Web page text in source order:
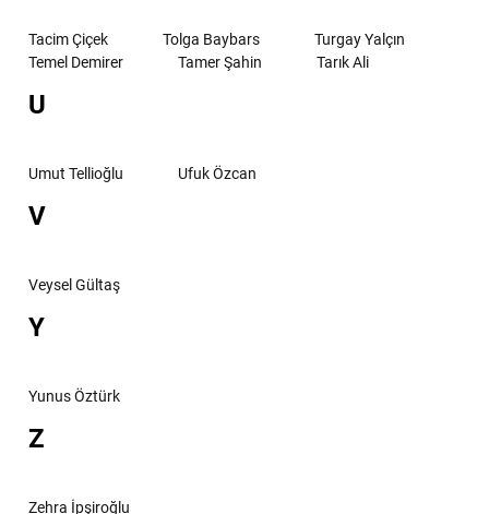
Tacim Çiçek Tolga Baybars
Turgay Yalçın
Temel Demirer
Tamer Şahin Tarık Ali
U
Umut Tellioğlu Ufuk Özcan
V
Veysel Gültaş
Y
Yunus Öztürk
Z
Zehra İpşiroğlu